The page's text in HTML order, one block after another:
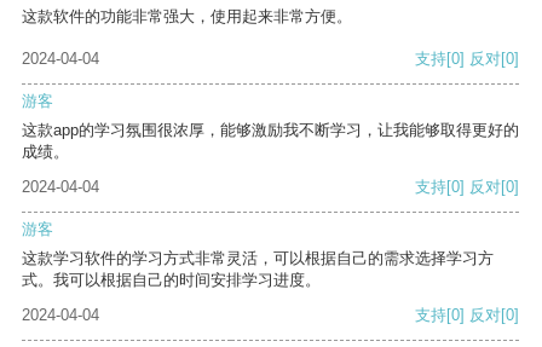
这款软件的功能非常强大，使用起来非常方便。
2024-04-04 支持[0] 反对[0]
游客
这款app的学习氛围很浓厚，能够激励我不断学习，让我能够取得更好的
成绩。
2024-04-04
支持[0] 反对[0]
游客
这款学习软件的学习方式非常灵活，可以根据自己的需求选择学习方
式。我可以根据自己的时间安排学习进度。
2024-04-04
支持[0] 反对[0]